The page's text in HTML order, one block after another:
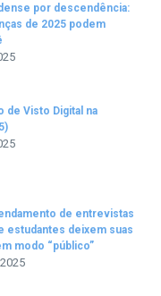
por descendência:
de 2025 podem
de Visto Digital na
de entrevistas
estudantes deixem suas
modo “público”